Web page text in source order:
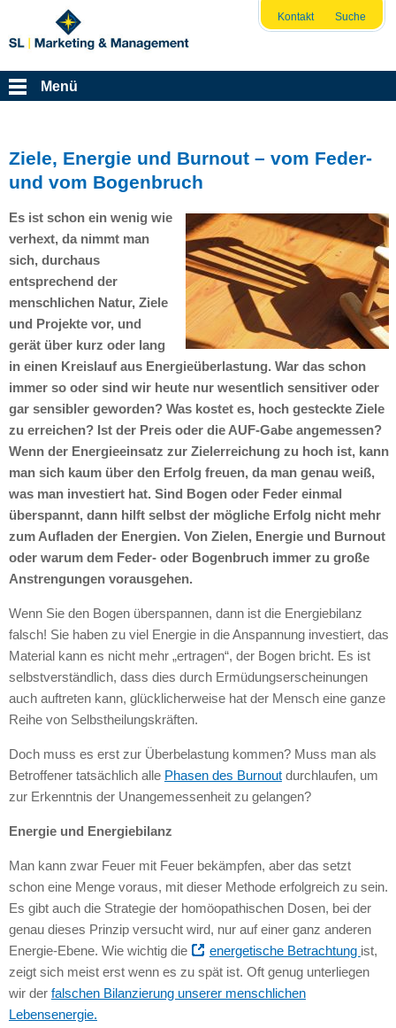
Kontakt Suche
Menü
Ziele, Energie und Burnout – vom Feder-
und vom Bogenbruch
Es ist schon ein wenig wie
verhext, da nimmt man
sich, durchaus
entsprechend der
menschlichen Natur, Ziele
und Projekte vor, und
gerät über kurz oder lang
in einen Kreislauf aus Energieüberlastung. War das schon
immer so oder sind wir heute nur wesentlich sensitiver oder
gar sensibler geworden? Was kostet es, hoch gesteckte Ziele
zu erreichen? Ist der Preis oder die AUF-Gabe angemessen?
Wenn der Energieeinsatz zur Zielerreichung zu hoch ist, kann
man sich kaum über den Erfolg freuen, da man genau weiß,
was man investiert hat. Sind Bogen oder Feder einmal
überspannt, dann hilft selbst der mögliche Erfolg nicht mehr
zum Aufladen der Energien. Von Zielen, Energie und Burnout
oder warum dem Feder- oder Bogenbruch immer zu große
Anstrengungen vorausgehen.
Wenn Sie den Bogen überspannen, dann ist die Energiebilanz
falsch! Sie haben zu viel Energie in die Anspannung investiert, das
Material kann es nicht mehr „ertragen“, der Bogen bricht. Es ist
selbstverständlich, dass dies durch Ermüdungserscheinungen
auch auftreten kann, glücklicherweise hat der Mensch eine ganze
Reihe von Selbstheilungskräften.
Doch muss es erst zur Überbelastung kommen? Muss man als
Betroffener tatsächlich alle Phasen des Burnoutdurchlaufen, um
zur Erkenntnis der Unangemessenheit zu gelangen?
Energie und Energiebilanz
Man kann zwar Feuer mit Feuer bekämpfen, aber das setzt
schon eine Menge voraus, mit dieser Methode erfolgreich zu sein.
Es gibt auch die Strategie der homöopathischen Dosen, bei der
genau dieses Prinzip versucht wird, nur auf einer ganz anderen
Energie-Ebene. Wie wichtig die
energetische Betrachtung ist,
zeigt sich meist erst wenn es zu spät ist. Oft genug unterliegen
wir der falschen Bilanzierung unserer menschlichen
Lebensenergie.